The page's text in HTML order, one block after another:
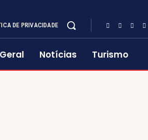
DE PRIVACIDADE
Geral Notícias Turismo